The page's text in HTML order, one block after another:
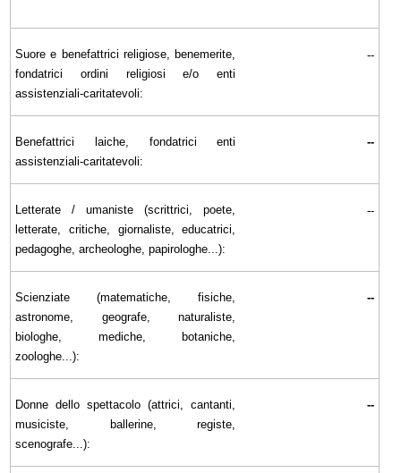
Suore e benefattrici religiose, benemerite,
fondatrici ordini religiosi e/o enti
assistenziali-caritatevoli:
--
Benefattrici laiche, fondatrici enti
assistenziali-caritatevoli:
--
Letterate / umaniste (scrittrici, poete,
letterate, critiche, giornaliste, educatrici,
pedagoghe, archeologhe, papirologhe...):
--
Scienziate (matematiche, fisiche,
astronome, geografe, naturaliste,
biologhe, mediche, botaniche,
zoologhe...):
--
Donne dello spettacolo (attrici, cantanti,
musiciste, ballerine, registe,
scenografe...):
--